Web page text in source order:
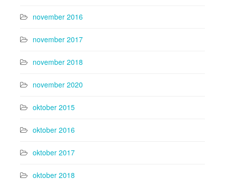
november 2016
november 2017
november 2018
november 2020
oktober 2015
oktober 2016
oktober 2017
oktober 2018